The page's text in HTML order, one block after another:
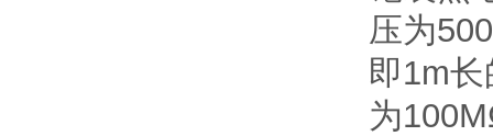
压为
即1m
为